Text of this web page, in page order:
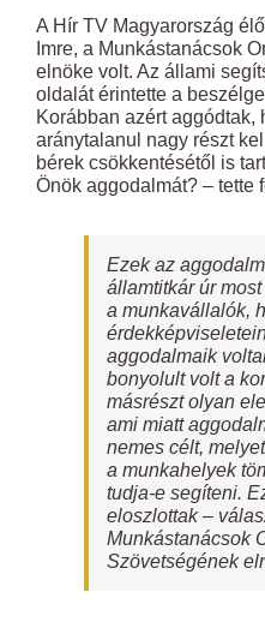
A Hír TV Magyarország
Imre, a Munkástanácsok
elnöke volt. Az állami
oldalát érintette a
Korábban azért
aránytalanul nagy részt
bérek csökkentésétől is
Önök aggodalmát? – tette
Ezek az
államtitkár úr
a munkavállalók,
aggodalmaik
bonyolult volt a
másrészt olyan
ami miatt
nemes célt,
a munkahelyek
tudja-e segíteni.
eloszlottak –
Munkástanácsok
Szövetségének